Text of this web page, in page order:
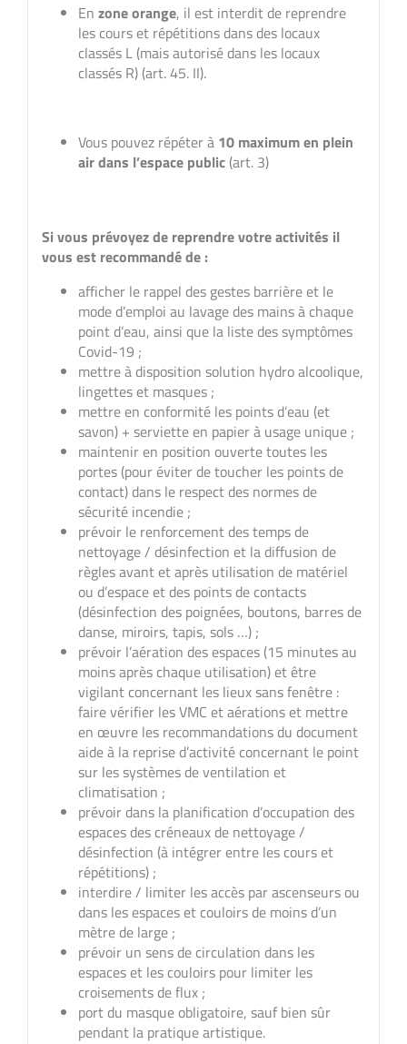
En zone orange, il est interdit de reprendre
les cours et répétitions dans des locaux
classés L (mais autorisé dans les locaux
classés R) (art. 45. II).
Vous pouvez répéter à 10 maximum en plein
air dans l’espace public (art. 3)
Si vous prévoyez de reprendre votre activités il
vous est recommandé de :
afficher le rappel des gestes barrière et le
mode d’emploi au lavage des mains à chaque
point d’eau, ainsi que la liste des symptômes
Covid-19 ;
mettre à disposition solution hydro alcoolique,
lingettes et masques ;
mettre en conformité les points d’eau (et
savon) + serviette en papier à usage unique ;
maintenir en position ouverte toutes les
portes (pour éviter de toucher les points de
contact) dans le respect des normes de
sécurité incendie ;
prévoir le renforcement des temps de
nettoyage / désinfection et la diffusion de
règles avant et après utilisation de matériel
ou d’espace et des points de contacts
(désinfection des poignées, boutons, barres de
danse, miroirs, tapis, sols …) ;
prévoir l’aération des espaces (15 minutes au
moins après chaque utilisation) et être
vigilant concernant les lieux sans fenêtre :
faire vérifier les VMC et aérations et mettre
en œuvre les recommandations du document
aide à la reprise d’activité concernant le point
sur les systèmes de ventilation et
climatisation ;
prévoir dans la planification d’occupation des
espaces des créneaux de nettoyage /
désinfection (à intégrer entre les cours et
répétitions) ;
interdire / limiter les accès par ascenseurs ou
dans les espaces et couloirs de moins d’un
mètre de large ;
prévoir un sens de circulation dans les
espaces et les couloirs pour limiter les
croisements de flux ;
port du masque obligatoire, sauf bien sûr
pendant la pratique artistique.